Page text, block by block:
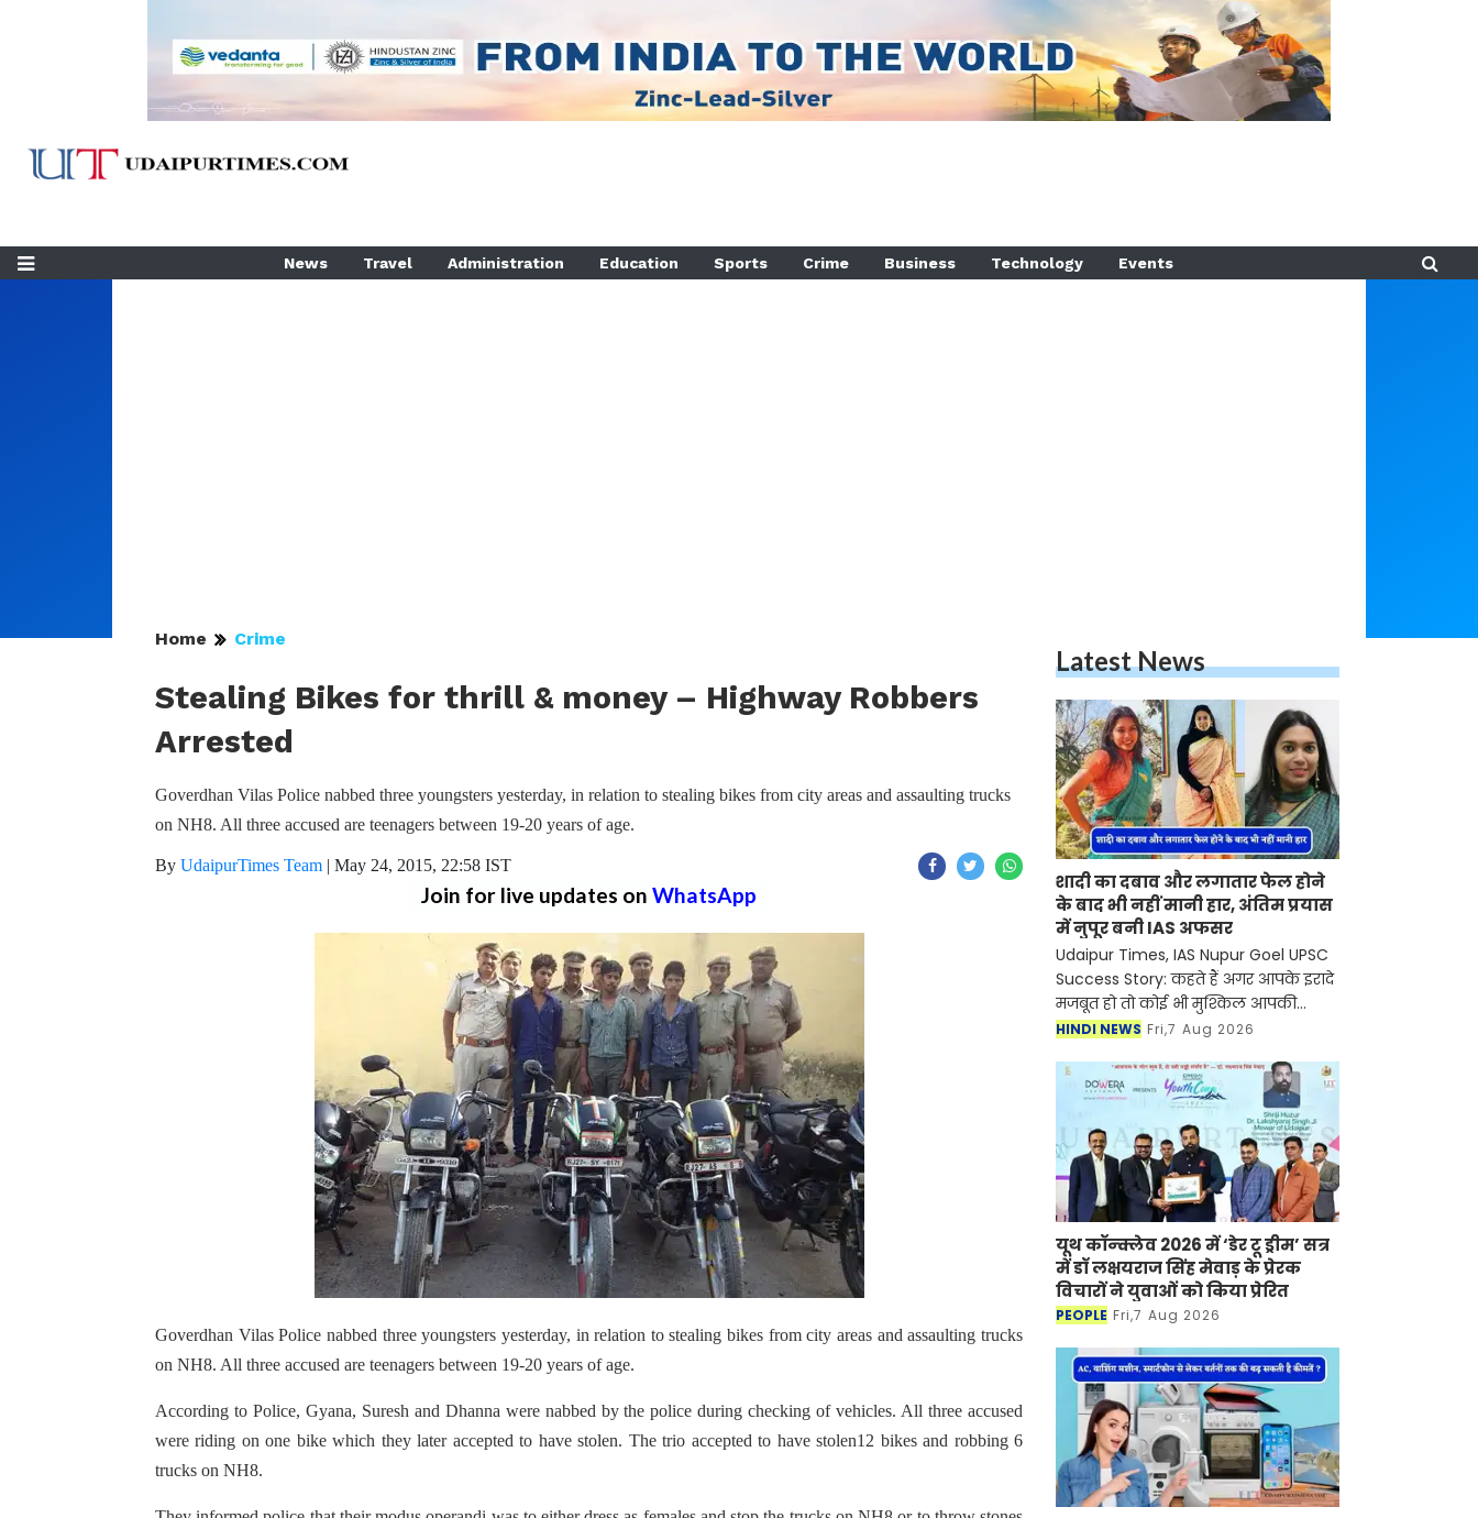
News Travel Administration Education Sports Crime Business Technology Events
Home Crime
Stealing Bikes for thrill & money – Highway Robbers
Arrested
Goverdhan Vilas Police nabbed three youngsters yesterday, in relation to stealing bikes from city areas and assaulting trucks
on NH8. All three accused are teenagers between 19-20 years of age.
By UdaipurTimes Team | May 24, 2015, 22:58 IST
Join for live updates on WhatsApp
Goverdhan Vilas Police nabbed three youngsters yesterday, in relation to stealing bikes from city areas and assaulting trucks
on NH8. All three accused are teenagers between 19-20 years of age.
According to Police, Gyana, Suresh and Dhanna were nabbed by the police during checking of vehicles. All three accused
were riding on one bike which they later accepted to have stolen. The trio accepted to have stolen12 bikes and robbing 6
trucks on NH8.
Latest News
शादी का दबाव और लगातार फेल होने
के बाद भी नहीं मानी हार, अंतिम प्रयास
में नुपूर बनी IAS अफसर
Udaipur Times, IAS Nupur Goel UPSC
Success Story: कहते हैं अगर आपके इरादे
मजबूत हो तो कोई भी मुश्किल आपकी
सफलता की रुकावट नहीं बन सकती है।
UPSC सिविल सेवा प
HINDI NEWS Fri,7 Aug 2026
यूथ कॉन्क्लेव 2026 में ‘डेर टू ड्रीम’ सत्र
में डॉ लक्षयराज सिंह मेवाड़ के प्रेरक
विचारों ने युवाओं को किया प्रेरित
PEOPLE Fri,7 Aug 2026